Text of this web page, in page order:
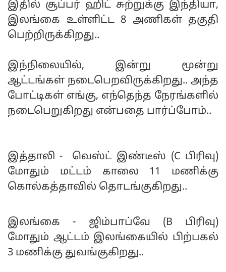
இதில் சூப்பர் ஹிட் சுற்றுக்கு இந்தியா,
இலங்கை உள்ளிட்ட 8 அணிகள் தகுதி
பெற்றிருக்கிறது..
இந்நிலையில், இன்று மூன்று
ஆட்டங்கள் நடைபெறவிருக்கிறது.. அந்த
போட்டிகள் எங்கு, எந்தெந்த நேரங்களில்
நடைபெறுகிறது என்பதை பார்ப்போம்..
இத்தாலி - வெஸ்ட் இண்டீஸ் (C பிரிவு)
மோதும் மட்டம் காலை 11 மணிக்கு
கொல்கத்தாவில் தொடங்குகிறது..
இலங்கை - ஜிம்பாப்வே (B பிரிவு)
மோதும் ஆட்டம் இலங்கையில் பிற்பகல்
3 மணிக்கு துவங்குகிறது..